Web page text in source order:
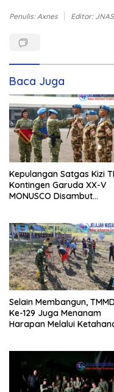
Penulis: Axnes Editor: JNAS
Baca Juga
Kepulangan Satgas Kizi
Kontingen Garuda XX-V
MONUSCO Disambut
Selain Membangun, TMMD
Ke-129 Juga Menanam
Harapan Melalui